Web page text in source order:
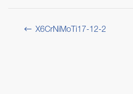
X6CrNiMoTi17-12-2